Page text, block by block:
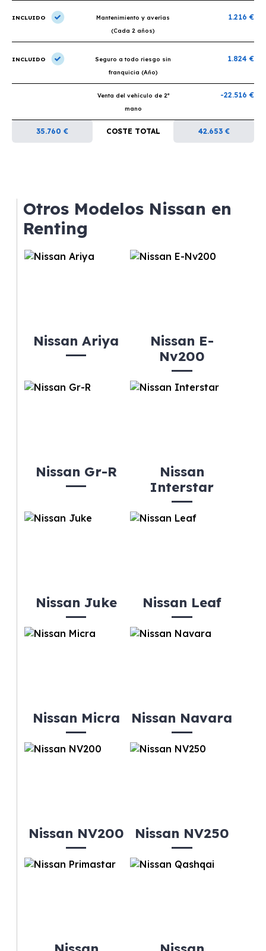
INCLUIDO
Mantenimiento y averías
(Cada 2 años)
1.216 €
INCLUIDO
Seguro a todo riesgo sin
franquicia (Año)
1.824 €
Venta del vehículo de 2ª
mano
-22.516 €
35.760 € COSTE TOTAL 42.653 €
Otros Modelos Nissan en
Renting
Nissan Ariya
Nissan E-
Nv200
Nissan Gr-R
Nissan
Interstar
Nissan Juke Nissan Leaf
Nissan Micra Nissan Navara
Nissan NV200 Nissan NV250